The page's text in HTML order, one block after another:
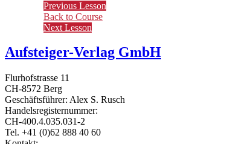
Previous Lesson
Back to Course
Next Lesson
Aufsteiger-Verlag GmbH
Flurhofstrasse 11
CH-8572 Berg
Geschäftsführer: Alex S. Rusch
Handelsregisternummer:
CH-400.4.035.031-2
Tel. +41 (0)62 888 40 60